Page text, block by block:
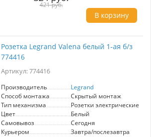
Механизм выключателя 1-клавишного типа
легко устанавливается и обеспечивает
высокую степень надежности в эксплуатации.
своим качеством и долговечностью, что
делает ее отличным выбором для
использования в жилых и коммерческих
помещениях. Выберите выключатель Legrand
функциональности и эстетики для вашего
421 руб.
В корзину
Розетка Legrand Valena белый 1-ая б/з
774416
Артикул: 774416
Производитель
Legrand
Способ монтажа
Скрытый монтаж
Тип механизма
Розетки электрические
Цвет
Белый
Самовывоз
Сегодня
Курьером
Завтра/послезавтра